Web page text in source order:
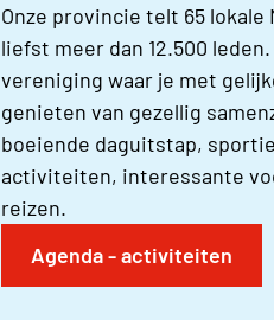
Onze provincie telt 65
liefst meer dan 12.500
vereniging waar je met
genieten van gezellig
boeiende daguitstap,
activiteiten, interessante
reizen.
Agenda - activiteiten